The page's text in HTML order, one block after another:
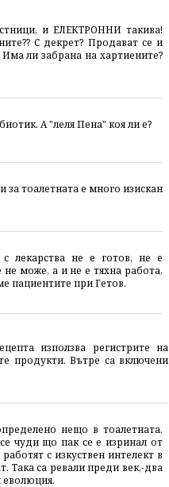
и ЕЛЕКТРОННИ такива!
С декрет? Продават се и
ли забрана на хартиените?
А "леля Пена" коя ли е?
за тоалетната е много изискан
лекарства не е готов, не е
може, а и не е тяхна работа,
пациентите при Гетов.
използва регистрите на
продукти. Вътре са включени
нещо в тоалетната.
чуди що пак се е изринал от
с изкуствен интелект в
Така са ревали преди век,-два
еволюция.